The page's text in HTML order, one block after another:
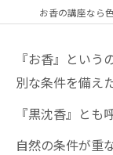
『お香』とい
別な条件を備え
『黒沈香』とも
自然の条件が重